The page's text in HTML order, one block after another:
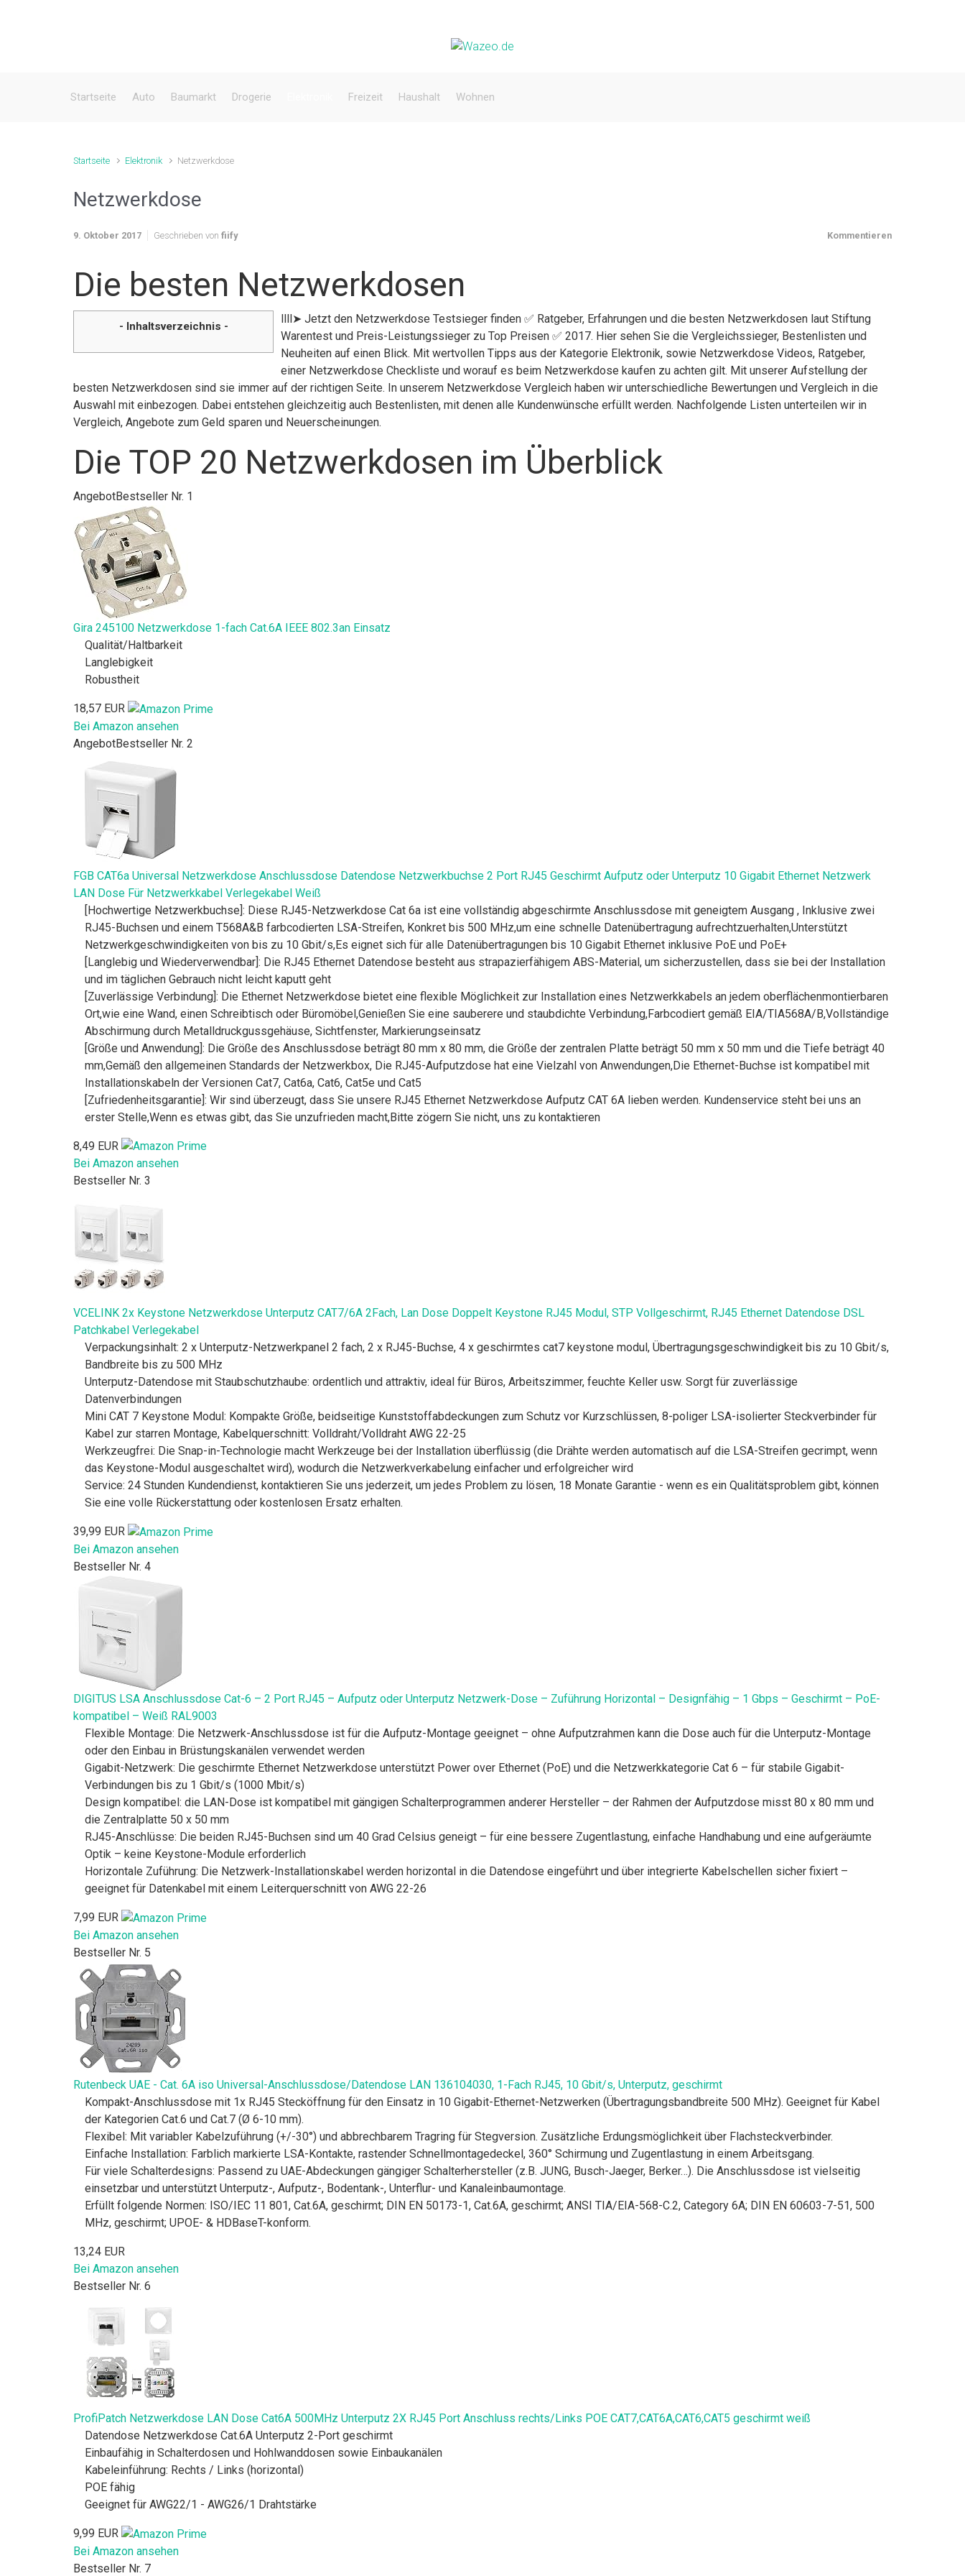
Startseite Auto Baumarkt Drogerie Freizeit Haushalt Wohnen
Startseite Elektronik Netzwerkdose
Netzwerkdose
9. Oktober 2017 Geschrieben von fiify Kommentieren
Die besten Netzwerkdosen
- Inhaltsverzeichnis -
llll➤ Jetzt den Netzwerkdose Testsieger finden ✅ Ratgeber, Erfahrungen und die besten Netzwerkdosen laut Stiftung
Warentest und Preis-Leistungssieger zu Top Preisen ✅ 2017. Hier sehen Sie die Vergleichssieger, Bestenlisten und
Neuheiten auf einen Blick. Mit wertvollen Tipps aus der Kategorie Elektronik, sowie Netzwerkdose Videos, Ratgeber,
einer Netzwerkdose Checkliste und worauf es beim Netzwerkdose kaufen zu achten gilt. Mit unserer Aufstellung der
besten Netzwerkdosen sind sie immer auf der richtigen Seite. In unserem Netzwerkdose Vergleich haben wir unterschiedliche Bewertungen und Vergleich in die
Auswahl mit einbezogen. Dabei entstehen gleichzeitig auch Bestenlisten, mit denen alle Kundenwünsche erfüllt werden. Nachfolgende Listen unterteilen wir in
Vergleich, Angebote zum Geld sparen und Neuerscheinungen.
Die TOP 20 Netzwerkdosen im Überblick
AngebotBestseller Nr. 1
Gira 245100 Netzwerkdose 1-fach Cat.6A IEEE 802.3an Einsatz
Qualität/Haltbarkeit
Langlebigkeit
Robustheit
18,57 EUR
Bei Amazon ansehen
AngebotBestseller Nr. 2
FGB CAT6a Universal Netzwerkdose Anschlussdose Datendose Netzwerkbuchse 2 Port RJ45 Geschirmt Aufputz oder Unterputz 10 Gigabit Ethernet Netzwerk
LAN Dose Für Netzwerkkabel Verlegekabel Weiß
[Hochwertige Netzwerkbuchse]: Diese RJ45-Netzwerkdose Cat 6a ist eine vollständig abgeschirmte Anschlussdose mit geneigtem Ausgang , Inklusive zwei
RJ45-Buchsen und einem T568A&B farbcodierten LSA-Streifen, Konkret bis 500 MHz,um eine schnelle Datenübertragung aufrechtzuerhalten,Unterstützt
Netzwerkgeschwindigkeiten von bis zu 10 Gbit/s,Es eignet sich für alle Datenübertragungen bis 10 Gigabit Ethernet inklusive PoE und PoE+
[Langlebig und Wiederverwendbar]: Die RJ45 Ethernet Datendose besteht aus strapazierfähigem ABS-Material, um sicherzustellen, dass sie bei der Installation
und im täglichen Gebrauch nicht leicht kaputt geht
[Zuverlässige Verbindung]: Die Ethernet Netzwerkdose bietet eine flexible Möglichkeit zur Installation eines Netzwerkkabels an jedem oberflächenmontierbaren
Ort,wie eine Wand, einen Schreibtisch oder Büromöbel,Genießen Sie eine sauberere und staubdichte Verbindung,Farbcodiert gemäß EIA/TIA568A/B,Vollständige
Abschirmung durch Metalldruckgussgehäuse, Sichtfenster, Markierungseinsatz
[Größe und Anwendung]: Die Größe des Anschlussdose beträgt 80 mm x 80 mm, die Größe der zentralen Platte beträgt 50 mm x 50 mm und die Tiefe beträgt 40
mm,Gemäß den allgemeinen Standards der Netzwerkbox, Die RJ45-Aufputzdose hat eine Vielzahl von Anwendungen,Die Ethernet-Buchse ist kompatibel mit
Installationskabeln der Versionen Cat7, Cat6a, Cat6, Cat5e und Cat5
[Zufriedenheitsgarantie]: Wir sind überzeugt, dass Sie unsere RJ45 Ethernet Netzwerkdose Aufputz CAT 6A lieben werden. Kundenservice steht bei uns an
erster Stelle,Wenn es etwas gibt, das Sie unzufrieden macht,Bitte zögern Sie nicht, uns zu kontaktieren
8,49 EUR
Bei Amazon ansehen
Bestseller Nr. 3
VCELINK 2x Keystone Netzwerkdose Unterputz CAT7/6A 2Fach, Lan Dose Doppelt Keystone RJ45 Modul, STP Vollgeschirmt, RJ45 Ethernet Datendose DSL
Patchkabel Verlegekabel
Verpackungsinhalt: 2 x Unterputz-Netzwerkpanel 2 fach, 2 x RJ45-Buchse, 4 x geschirmtes cat7 keystone modul, Übertragungsgeschwindigkeit bis zu 10 Gbit/s,
Bandbreite bis zu 500 MHz
Unterputz-Datendose mit Staubschutzhaube: ordentlich und attraktiv, ideal für Büros, Arbeitszimmer, feuchte Keller usw. Sorgt für zuverlässige
Datenverbindungen
Mini CAT 7 Keystone Modul: Kompakte Größe, beidseitige Kunststoffabdeckungen zum Schutz vor Kurzschlüssen, 8-poliger LSA-isolierter Steckverbinder für
Kabel zur starren Montage, Kabelquerschnitt: Volldraht/Volldraht AWG 22-25
Werkzeugfrei: Die Snap-in-Technologie macht Werkzeuge bei der Installation überflüssig (die Drähte werden automatisch auf die LSA-Streifen gecrimpt, wenn
das Keystone-Modul ausgeschaltet wird), wodurch die Netzwerkverkabelung einfacher und erfolgreicher wird
Service: 24 Stunden Kundendienst, kontaktieren Sie uns jederzeit, um jedes Problem zu lösen, 18 Monate Garantie - wenn es ein Qualitätsproblem gibt, können
Sie eine volle Rückerstattung oder kostenlosen Ersatz erhalten.
39,99 EUR
Bei Amazon ansehen
Bestseller Nr. 4
DIGITUS LSA Anschlussdose Cat-6 – 2 Port RJ45 – Aufputz oder Unterputz Netzwerk-Dose – Zuführung Horizontal – Designfähig – 1 Gbps – Geschirmt – PoE-
kompatibel – Weiß RAL9003
Flexible Montage: Die Netzwerk-Anschlussdose ist für die Aufputz-Montage geeignet – ohne Aufputzrahmen kann die Dose auch für die Unterputz-Montage
oder den Einbau in Brüstungskanälen verwendet werden
Gigabit-Netzwerk: Die geschirmte Ethernet Netzwerkdose unterstützt Power over Ethernet (PoE) und die Netzwerkkategorie Cat 6 – für stabile Gigabit-
Verbindungen bis zu 1 Gbit/s (1000 Mbit/s)
Design kompatibel: die LAN-Dose ist kompatibel mit gängigen Schalterprogrammen anderer Hersteller – der Rahmen der Aufputzdose misst 80 x 80 mm und
die Zentralplatte 50 x 50 mm
RJ45-Anschlüsse: Die beiden RJ45-Buchsen sind um 40 Grad Celsius geneigt – für eine bessere Zugentlastung, einfache Handhabung und eine aufgeräumte
Optik – keine Keystone-Module erforderlich
Horizontale Zuführung: Die Netzwerk-Installationskabel werden horizontal in die Datendose eingeführt und über integrierte Kabelschellen sicher fixiert –
geeignet für Datenkabel mit einem Leiterquerschnitt von AWG 22-26
7,99 EUR
Bei Amazon ansehen
Bestseller Nr. 5
Rutenbeck UAE - Cat. 6A iso Universal-Anschlussdose/Datendose LAN 136104030, 1-Fach RJ45, 10 Gbit/s, Unterputz, geschirmt
Kompakt-Anschlussdose mit 1x RJ45 Stecköffnung für den Einsatz in 10 Gigabit-Ethernet-Netzwerken (Übertragungsbandbreite 500 MHz). Geeignet für Kabel
der Kategorien Cat.6 und Cat.7 (Ø 6-10 mm).
Flexibel: Mit variabler Kabelzuführung (+/-30°) und abbrechbarem Tragring für Stegversion. Zusätzliche Erdungsmöglichkeit über Flachsteckverbinder.
Einfache Installation: Farblich markierte LSA-Kontakte, rastender Schnellmontagedeckel, 360° Schirmung und Zugentlastung in einem Arbeitsgang.
Für viele Schalterdesigns: Passend zu UAE-Abdeckungen gängiger Schalterhersteller (z.B. JUNG, Busch-Jaeger, Berker…). Die Anschlussdose ist vielseitig
einsetzbar und unterstützt Unterputz-, Aufputz-, Bodentank-, Unterflur- und Kanaleinbaumontage.
Erfüllt folgende Normen: ISO/IEC 11 801, Cat.6A, geschirmt; DIN EN 50173-1, Cat.6A, geschirmt; ANSI TIA/EIA-568-C.2, Category 6A; DIN EN 60603-7-51, 500
MHz, geschirmt; UPOE- & HDBaseT-konform.
13,24 EUR
Bei Amazon ansehen
Bestseller Nr. 6
ProfiPatch Netzwerkdose LAN Dose Cat6A 500MHz Unterputz 2X RJ45 Port Anschluss rechts/Links POE CAT7,CAT6A,CAT6,CAT5 geschirmt weiß
Datendose Netzwerkdose Cat.6A Unterputz 2-Port geschirmt
Einbaufähig in Schalterdosen und Hohlwanddosen sowie Einbaukanälen
Kabeleinführung: Rechts / Links (horizontal)
POE fähig
Geeignet für AWG22/1 - AWG26/1 Drahtstärke
9,99 EUR
Bei Amazon ansehen
Bestseller Nr. 7